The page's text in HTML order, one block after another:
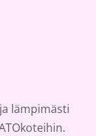
lämpimästi